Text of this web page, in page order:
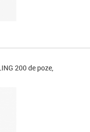
200 de poze,